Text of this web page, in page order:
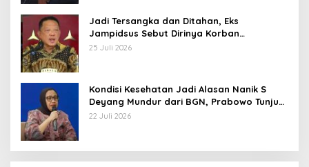
Jadi Tersangka dan Ditahan, Eks
Jampidsus Sebut Dirinya Korban
Kriminalisasi
25 Juli 2026
Kondisi Kesehatan Jadi Alasan Nanik S
Deyang Mundur dari BGN, Prabowo Tunjuk
Wamentan Sudaryono
22 Juli 2026